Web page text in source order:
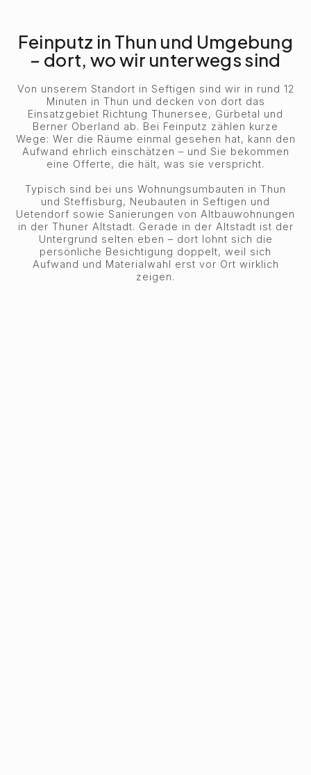
Feinputz in Thun und Umgebung
– dort, wo wir unterwegs sind
Von unserem Standort in Seftigen sind wir in rund 12
Minuten in Thun und decken von dort das
Einsatzgebiet Richtung Thunersee, Gürbetal und
Berner Oberland ab. Bei Feinputz zählen kurze
Wege: Wer die Räume einmal gesehen hat, kann den
Aufwand ehrlich einschätzen – und Sie bekommen
eine Offerte, die hält, was sie verspricht.
Typisch sind bei uns Wohnungsumbauten in Thun
und Steffisburg, Neubauten in Seftigen und
Uetendorf sowie Sanierungen von Altbauwohnungen
in der Thuner Altstadt. Gerade in der Altstadt ist der
Untergrund selten eben – dort lohnt sich die
persönliche Besichtigung doppelt, weil sich
Aufwand und Materialwahl erst vor Ort wirklich
zeigen.